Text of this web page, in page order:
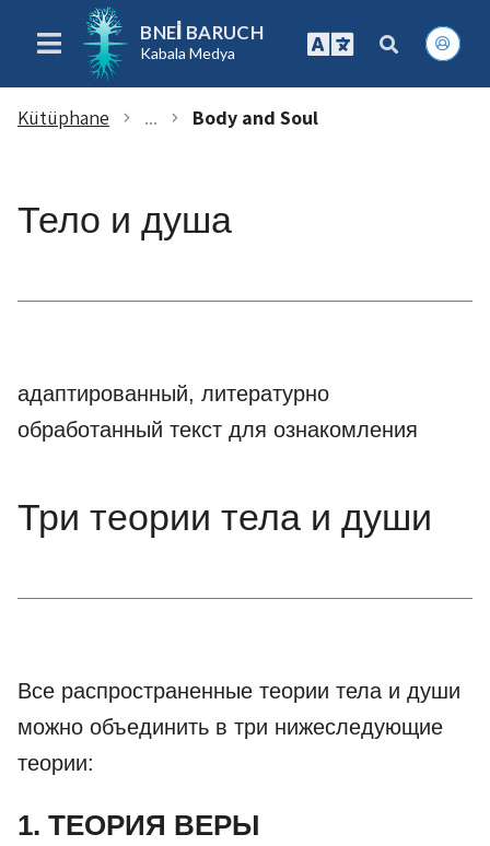
BNEI BARUCH
Kabala Medya
Kütüphane chevron_right ... chevron_right Body and Soul
Тело и душа
адаптированный, литературно
обработанный текст для ознакомления
Три теории тела и души
Все распространенные теории тела и души
можно объединить в три нижеследующие
теории:
1. ТЕОРИЯ ВЕРЫ